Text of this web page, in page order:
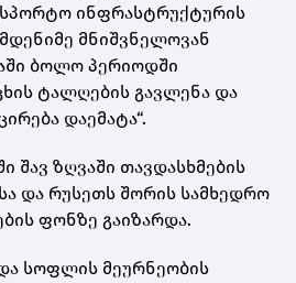
ინფრასტრუქტურის
მნიშვნელოვან
ბოლო პერიოდში
ტალღების გავლენა და
დაემატა“.
შავ ზღვაში თავდასხმების
და რუსეთს შორის სამხედრო
ფონზე გაიზარდა.
სოფლის მეურნეობის